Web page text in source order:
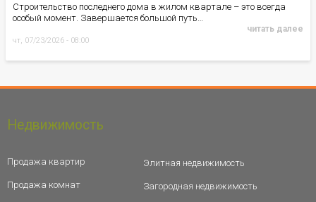
Строительство последнего дома в жилом квартале – это всегда
особый момент. Завершается большой путь…
читать далее
чт, 07/23/2026 - 08:00
Недвижимость
Продажа квартир
Продажа комнат
Элитная недвижимость
Загородная недвижимость